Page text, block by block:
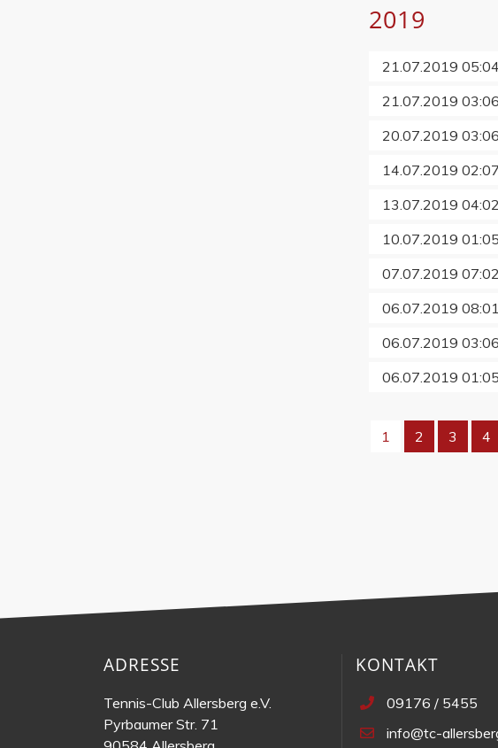
2019
21.07.2019 05:04
21.07.2019 03:06
20.07.2019 03:06
14.07.2019 02:07
13.07.2019 04:02
10.07.2019 01:05
07.07.2019 07:02
06.07.2019 08:01
06.07.2019 03:06
06.07.2019 01:05
1 2 3 4
ADRESSE
Tennis-Club Allersberg e.V.
Pyrbaumer Str. 71
KONTAKT
09176 / 5455
info@tc-